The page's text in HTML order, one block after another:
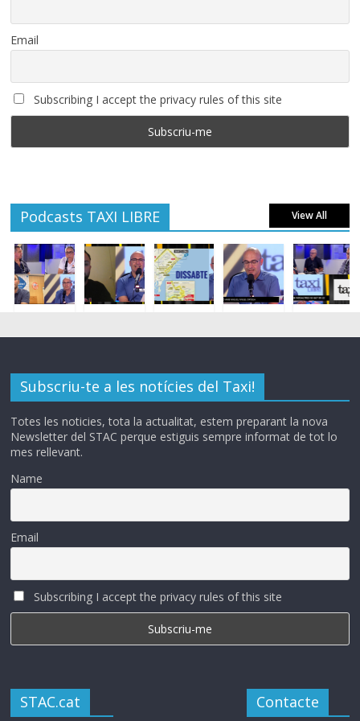
Email
Subscribing I accept the privacy rules of this site
Podcasts TAXI LIBRE View All
Subscriu-te a les notícies del Taxi!
Totes les noticies, tota la actualitat, estem preparant la nova
Newsletter del STAC perque estiguis sempre informat de tot lo
mes rellevant.
Name
Email
Subscribing I accept the privacy rules of this site
STAC.cat Contacte